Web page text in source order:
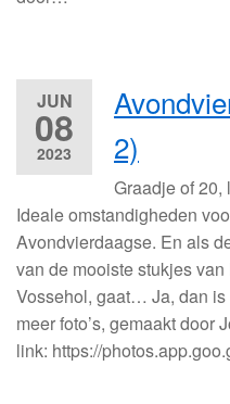
JUN
08
2023
2)
Graadje of 20,
Ideale omstandigheden
Avondvierdaagse. En als
van de mooiste stukjes
Vossehol, gaat… Ja, dan
meer foto’s, gemaakt door
link: https://